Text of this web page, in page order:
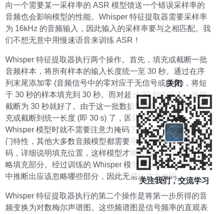
向一个需要某一采样率的 ASR 模型馈送一个错误采样率的
音频也会影响模型的性能。Whisper 特征提取器需要采样率
为 16kHz 的音频输入，因此输入的采样率要与之相匹配。我
们不想无意中用慢速语音来训练 ASR！
Whisper 特征提取器执行两个操作。首先，填充或截断一批
音频样本，将所有样本的输入长度统一至 30 秒。通过在序
列末尾添加零 (音频信号中的零对应于无信号或静音)，将短
于 30 秒的样本填充到 30 秒。而对超过 30 秒的样本，直接
截断为 30 秒就好了。由于这一批数据中的所有样本都被填
充或截断到统一长度 (即 30 s) 了，因此将音频馈送给
Whisper 模型时就不需要注意力掩码了。这是 Whisper 的独
门特性，其他大多数音频模型都需要用户提供一个注意力掩
码，详细说明填充位置，这样模型才能在自注意力机制中忽
略填充部分。经过训练的 Whisper 模型可以直接从语音信号
中推断出应该忽略哪些部分，因此无需注意力掩码。
Whisper 特征提取器执行的第二个操作是将第一步所得的音
频变换为对数梅尔声谱图。这些频谱图是信号频率的直观表
关闭
关注我们，交流学习